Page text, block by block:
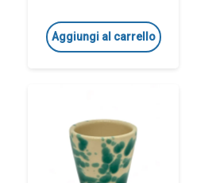
Aggiungi al carrello